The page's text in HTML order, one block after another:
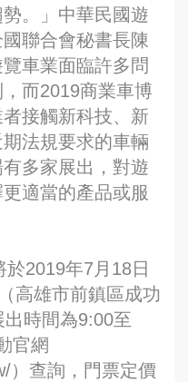
。」中華民國遊
聯合會秘書長陳
車業面臨許多問
而2019商業車博
接觸新科技、新
法規要求的車輛
多家展出，對遊
適當的產品或服
於2019年7月18日
高雄市前鎮區成功
時間為9:00至
官網
）查詢，門票定價